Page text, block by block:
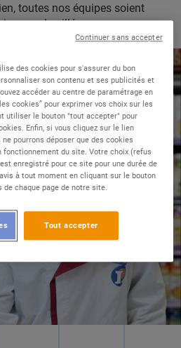
toutes nos équipes soient
chevillée au corps.
des cookies pour s'assurer du bon
son contenu et ses publicités et
accéder au centre de paramétrage en
cookies” pour exprimer vos choix sur les
utiliser le bouton "tout accepter" pour
Enfin, si vous cliquez sur le lien
pourrons déposer que des cookies
du site. Votre choix (refus
enregistré pour ce site pour une durée de
à tout moment en cliquant sur le bouton
chaque page de notre site.
Tout accepter
Continuer sans accepter